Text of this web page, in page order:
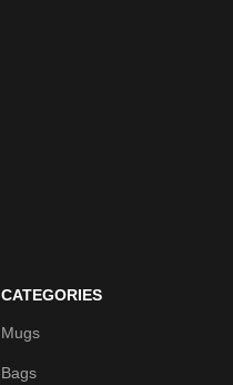
CATEGORIES
Mugs
Bags